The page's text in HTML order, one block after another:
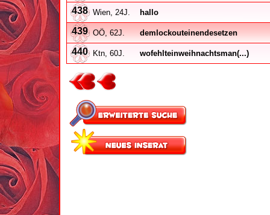
438 Wien, 24J. hallo
439 OÖ, 62J. demlockouteinendesetzen
440 Ktn, 60J. wofehlteinweihnachtsman(...)